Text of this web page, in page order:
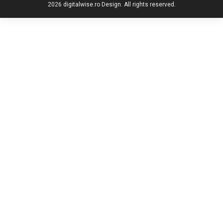
2026 digitalwise.ro Design. All rights reserved.